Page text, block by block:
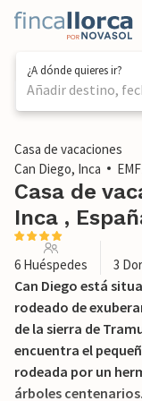
¿A dónde quieres ir?
Añadir destino,
1 / 55
Casa de vacaciones
Can Diego, Inca
Casa de
Inca ,
6 Huéspedes 3
Can Diego está
rodeado de
de la sierra de
encuentra el
rodeada por un
árboles